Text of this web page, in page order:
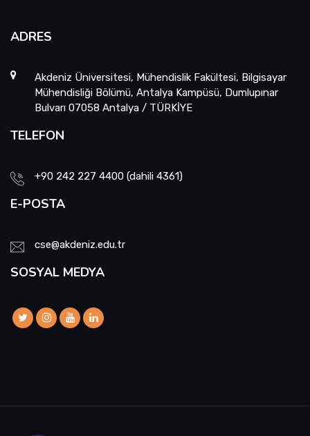
ADRES
Akdeniz Üniversitesi, Mühendislik Fakültesi, Bilgisayar
Mühendisliği Bölümü, Antalya Kampüsü, Dumlupınar
Bulvarı 07058 Antalya / TÜRKİYE
TELEFON
+90 242 227 4400 (dahili 4361)
E-POSTA
cse@akdeniz.edu.tr
SOSYAL MEDYA